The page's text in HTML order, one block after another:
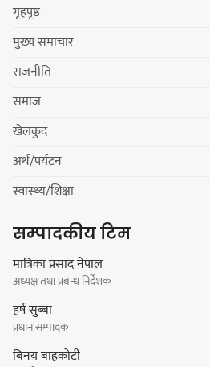
जनालाई
गृहपृष्ठ
मुख्य समाचार
राजनीति
समाज
खेलकुद
अर्थ/पर्यटन
स्वास्थ्य/शिक्षा
सम्पादकीय टिम
मात्रिका प्रसाद नेपाल
अध्यक्ष तथा प्रबन्ध निर्देशक
हर्ष सुब्बा
प्रधान सम्पादक
बिनय बाह्रकोटी